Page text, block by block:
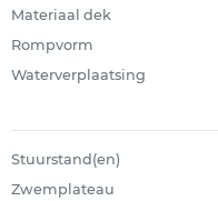
Materiaal dek
Rompvorm
Waterverplaatsing
Stuurstand(en)
Zwemplateau